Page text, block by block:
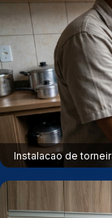
Instalacao de